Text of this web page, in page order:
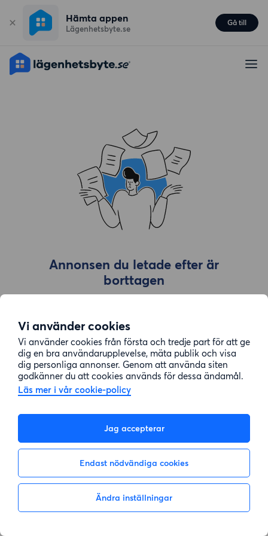
Vi använder cookies
Vi använder cookies från första och tredje part för att ge
dig en bra användarupplevelse, mäta publik och visa
dig personliga annonser. Genom att använda siten
godkänner du att cookies används för dessa ändamål.
Läs mer i vår cookie-policy
Jag accepterar
Endast nödvändiga cookies
Ändra inställningar
Hämta appen
Lägenhetsbyte.se
Gå till
Annonsen du letade efter är
borttagen
Gå till sök